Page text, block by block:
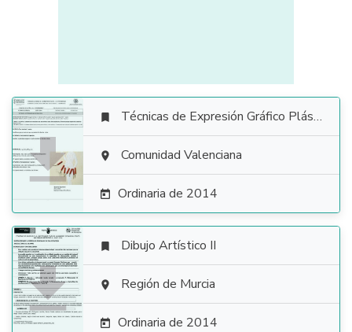

 Técnicas de Expresión Gráfico Plástica
 Comunidad Valenciana
 Ordinaria de 2014

 Dibujo Artístico II
 Región de Murcia
 Ordinaria de 2014